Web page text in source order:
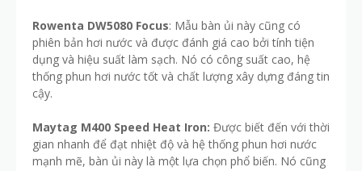
Rowenta DW5080 Focus: Mẫu bàn ủi này cũng có
phiên bản hơi nước và được đánh giá cao bởi tính tiện
dụng và hiệu suất làm sạch. Nó có công suất cao, hệ
thống phun hơi nước tốt và chất lượng xây dựng đáng tin
cậy.
Maytag M400 Speed Heat Iron: Được biết đến với thời
gian nhanh để đạt nhiệt độ và hệ thống phun hơi nước
mạnh mẽ, bàn ủi này là một lựa chọn phổ biến. Nó cũng